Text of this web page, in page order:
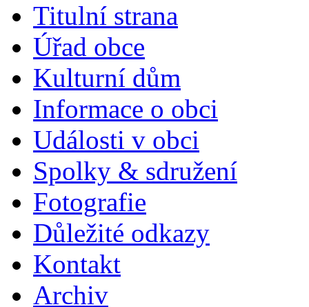
Titulní strana
Úřad obce
Kulturní dům
Informace o obci
Události v obci
Spolky & sdružení
Fotografie
Důležité odkazy
Kontakt
Archiv